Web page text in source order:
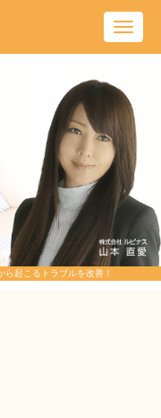
起こるトラブルを改善！